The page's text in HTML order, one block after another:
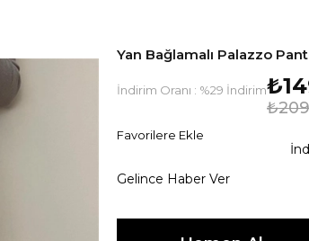
Yan Bağlamalı Palazzo
İndirim Oranı : %29 İndirim
Favorilere Ekle
Gelince Haber Ver